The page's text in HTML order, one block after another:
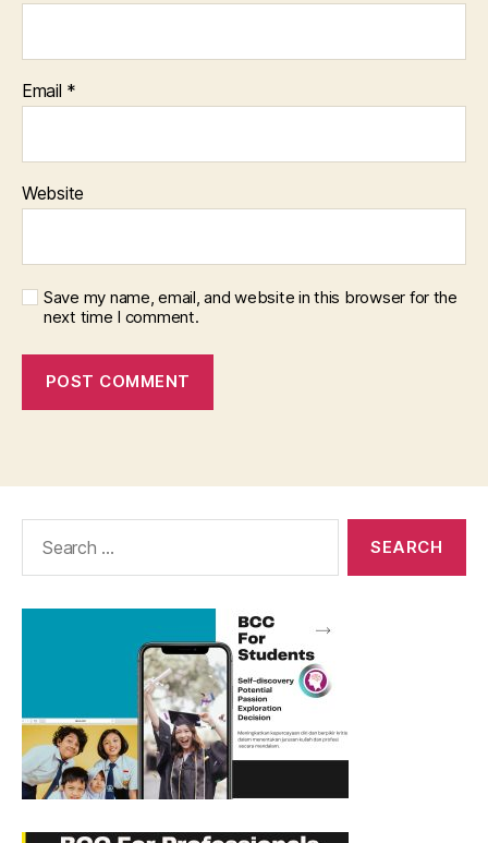
Email *
Website
Save my name, email, and website in this browser for the
next time I comment.